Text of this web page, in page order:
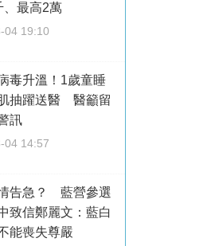
、最高2萬
04 19:10
毒升溫！1歲童睡
抽躍送醫 醫籲留
訊
04 14:57
告急？ 藍營參選
致信鄭麗文：藍白
能喪失尊嚴